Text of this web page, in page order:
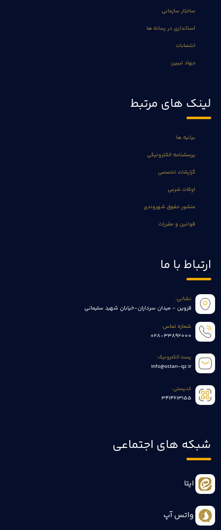
ساختار سازمانی
استانداری در رسانه ها
انتصابات
جهاد تبیین
لینک های مرتبط
بیانیه ها
پرسشنامه الکترونیکی
گزارشات تخصصی
اوقات شرعی
منشور حقوق شهروندی
قوانین و مقررات
ارتباط با ما
نشانی:
قزوین - میدان سرداران-خیابان شهید سلیمانی
شماره تماس:
028-33892000
پست الکترونیک:
info@ostan-qz.ir
کدپستی:
3414613155
شبکه های اجتماعی
ایتا
واتس آپ